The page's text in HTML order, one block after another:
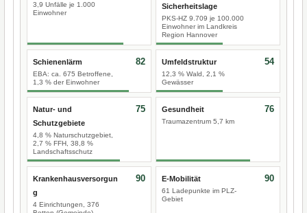
3,9 Unfälle je 1.000
Einwohner
Sicherheitslage
PKS-HZ 9.709 je 100.000
Einwohner im Landkreis
Region Hannover
Schienenlärm
EBA: ca. 675 Betroffene,
1,3 % der Einwohner
82 Umfeldstruktur
12,3 % Wald, 2,1 %
Gewässer
54
Natur- und
Schutzgebiete
4,8 % Naturschutzgebiet,
2,7 % FFH, 38,8 %
Landschaftsschutz
75 Gesundheit
Traumazentrum 5,7 km
76
Krankenhausversorgun
g
4 Einrichtungen, 376
90 E-Mobilität
61 Ladepunkte im PLZ-
Gebiet
90